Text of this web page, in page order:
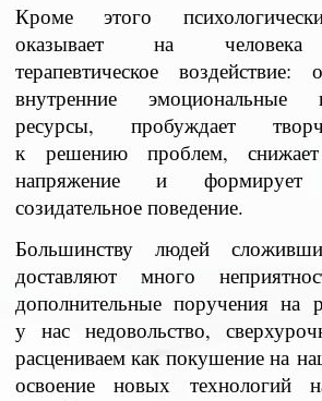
Кроме этого
оказывает на человека
терапевтическое воздействие:
внутренние эмоциональные
ресурсы, пробуждает
к решению проблем, снижает
напряжение и формирует
созидательное поведение.
Большинству людей
доставляют много
дополнительные поручения на
у нас недовольство,
расцениваем как покушение на
освоение новых технологий